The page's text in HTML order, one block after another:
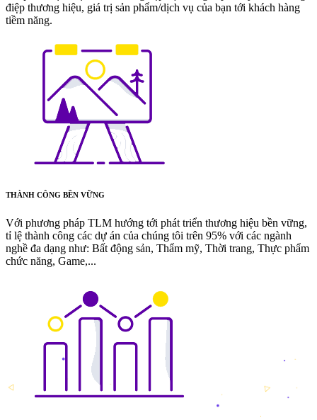
điệp thương hiệu, giá trị sản phẩm/dịch vụ của bạn tới khách hàng
tiềm năng.
THÀNH CÔNG BỀN VỮNG
Với phương pháp TLM hướng tới phát triển thương hiệu bền vững,
tỉ lệ thành công các dự án của chúng tôi trên 95% với các ngành
nghề đa dạng như: Bất động sản, Thẩm mỹ, Thời trang, Thực phẩm
chức năng, Game,...